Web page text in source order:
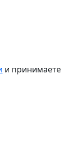
и принимаете